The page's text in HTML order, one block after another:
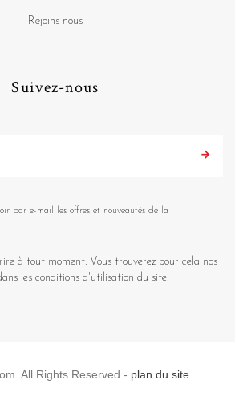
Rejoins nous
Suivez-nous
par e-mail les offres et nouveautés de la
à tout moment. Vous trouverez pour cela nos
les conditions d'utilisation du site.
All Rights Reserved - plan du site